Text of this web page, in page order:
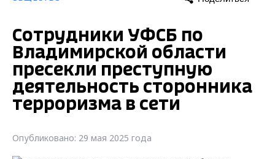
Сотрудники УФСБ по
Владимирской области
пресекли преступную
деятельность сторонника
терроризма в сети
Опубликовано: 29 мая 2025 года